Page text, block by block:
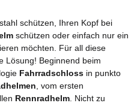
schützen, Ihren Kopf bei
schützen oder einfach nur ein
möchten. Für all diese
Lösung! Beginnend beim
Fahrradschloss in punkto
, vom ersten
Rennradhelm . Nicht zu